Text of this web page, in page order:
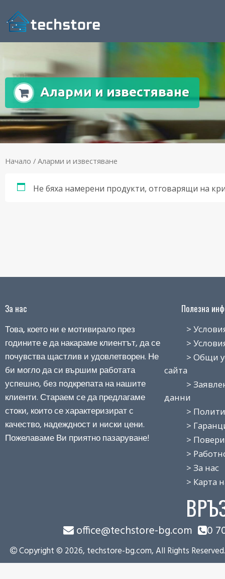
Аларми и известяване
Начало / Аларми и известяване
Не бяха намерени продукти, отговарящи на
За нас
Това, което ни е мотивирало през
годините е да накараме клиентът, да се
почувства щастлив и удовлетворен. Не
би могло да си вършим работата
успешно, без подкрепата на нашите
клиенти. Стараем се да предлагаме
стоки, които се характеризират с
качество, надеждност и ниски цени.
Пожелаваме Ви приятно пазаруване!
Полезна
> Условия
> Условия
> Общи
сайта
>
данни
>
>
>
> Работно
> За нас
> Карта на
office@techstore-bg.com 0
Copyright © 2026, techstore-bg.com, All Rights Reserved.